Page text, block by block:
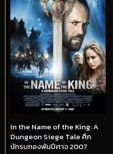
In the Name of the King: A
Dungeon Siege Tale ศึก
นักรบกองพันปีศาจ 2007